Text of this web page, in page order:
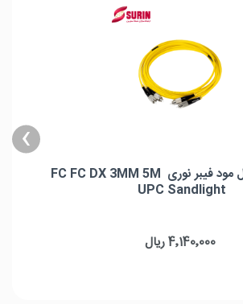
پچ کورد سینگل مود فیبر نوری FC FC DX 3MM 5M
UPC Sandlight
نوع کانکتور: FC UPC to FC UPC4٬140٬000 ریال
›